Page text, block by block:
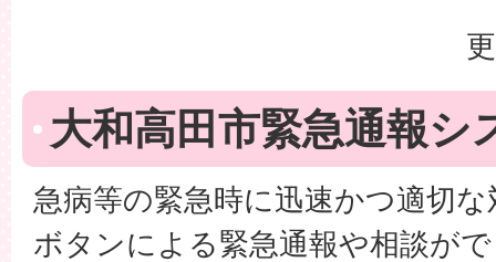
大和高田市緊急通報シ
急病等の緊急時に迅速かつ適切
ボタンによる緊急通報や相談が